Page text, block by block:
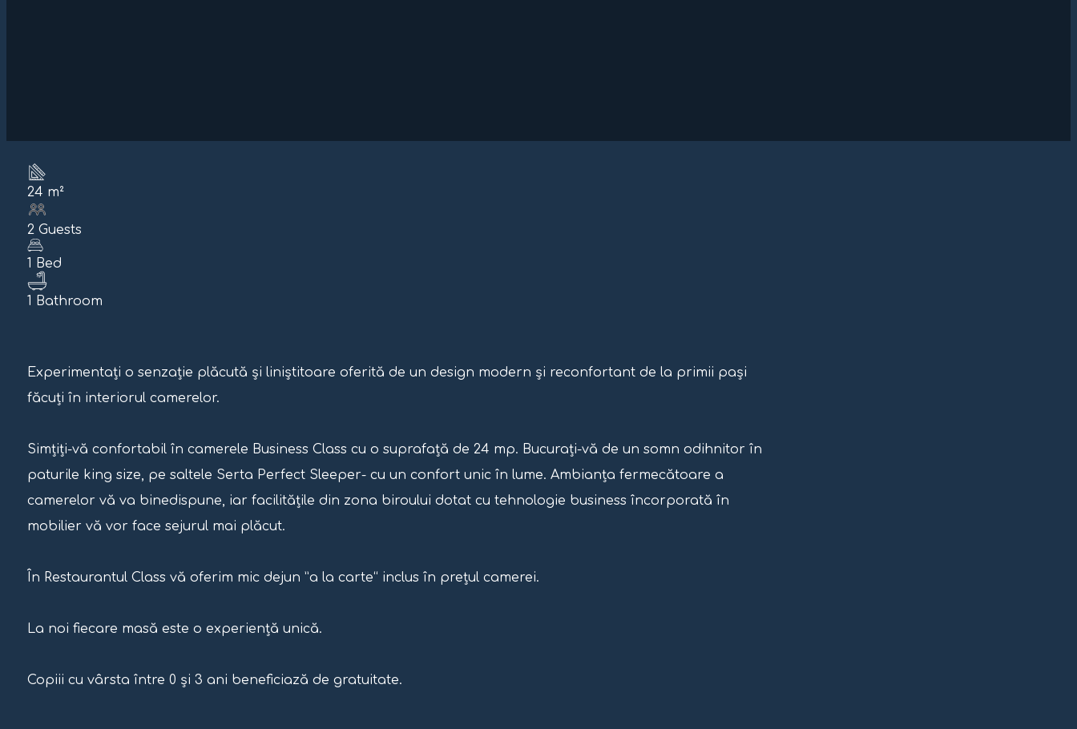
24 m²
2 Guests
1 Bed
1 Bathroom
Experimentați o senzație plăcută și liniștitoare oferită de un design modern și reconfortant de la primii pași
făcuți în interiorul camerelor.
Simțiți-vă confortabil în camerele Business Class cu o suprafață de 24 mp. Bucurați-vă de un somn odihnitor în
paturile king size, pe saltele Serta Perfect Sleeper- cu un confort unic în lume. Ambianța fermecătoare a
camerelor vă va binedispune, iar facilitățile din zona biroului dotat cu tehnologie business încorporată în
mobilier vă vor face sejurul mai plăcut.
În Restaurantul Class vă oferim mic dejun ”a la carte“ inclus în prețul camerei.
La noi fiecare masă este o experiență unică.
Copiii cu vârsta între 0 și 3 ani beneficiază de gratuitate.